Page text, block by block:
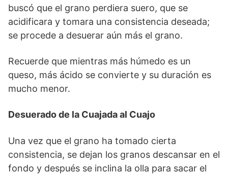
buscó que el grano perdiera suero, que se
acidificara y tomara una consistencia deseada;
se procede a desuerar aún más el grano.
Recuerde que mientras más húmedo es un
queso, más ácido se convierte y su duración es
mucho menor.
Desuerado de la Cuajada al Cuajo
Una vez que el grano ha tomado cierta
consistencia, se dejan los granos descansar en el
fondo y después se inclina la olla para sacar el